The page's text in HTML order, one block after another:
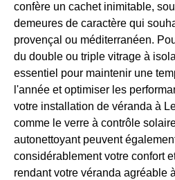
confère un cachet inimitable,
demeures de caractère qui
provençal ou méditerranéen.
du double ou triple vitrage à
essentiel pour maintenir une
l'année et optimiser les
votre installation de véranda à
comme le verre à contrôle
autonettoyant peuvent
considérablement votre confort
rendant votre véranda agréable